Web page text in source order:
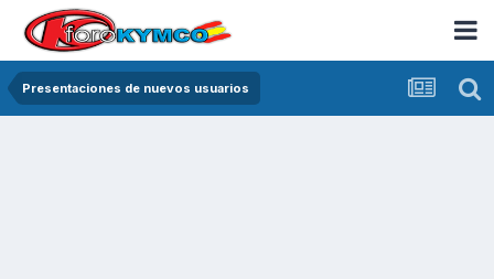
Presentaciones de nuevos usuarios